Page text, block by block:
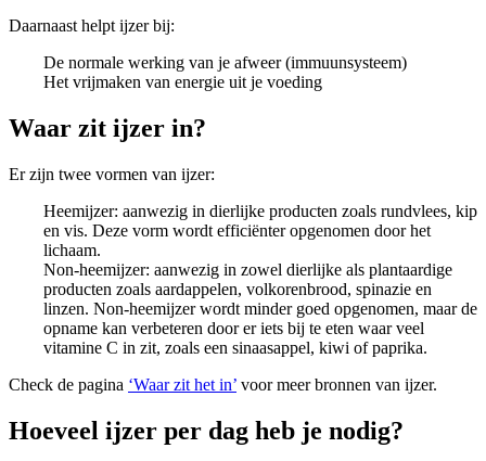
Daarnaast helpt ijzer bij:
De normale werking van je afweer (immuunsysteem)
Het vrijmaken van energie uit je voeding
Waar zit ijzer in?
Er zijn twee vormen van ijzer:
Heemijzer: aanwezig in dierlijke producten zoals rundvlees, kip
en vis. Deze vorm wordt efficiënter opgenomen door het
lichaam.
Non-heemijzer: aanwezig in zowel dierlijke als plantaardige
producten zoals aardappelen, volkorenbrood, spinazie en
linzen. Non-heemijzer wordt minder goed opgenomen, maar de
opname kan verbeteren door er iets bij te eten waar veel
vitamine C in zit, zoals een sinaasappel, kiwi of paprika.
Check de pagina ‘Waar zit het in’ voor meer bronnen van ijzer.
Hoeveel ijzer per dag heb je nodig?